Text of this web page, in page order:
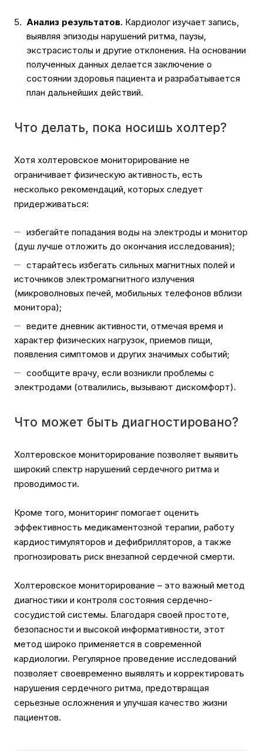
Анализ результатов. Кардиолог изучает запись,
выявляя эпизоды нарушений ритма, паузы,
экстрасистолы и другие отклонения. На основании
полученных данных делается заключение о
состоянии здоровья пациента и разрабатывается
план дальнейших действий.
Что делать, пока носишь холтер?
Хотя холтеровское мониторирование не
ограничивает физическую активность, есть
несколько рекомендаций, которых следует
придерживаться:
избегайте попадания воды на электроды и монитор
(душ лучше отложить до окончания исследования);
старайтесь избегать сильных магнитных полей и
источников электромагнитного излучения
(микроволновых печей, мобильных телефонов вблизи
монитора);
ведите дневник активности, отмечая время и
характер физических нагрузок, приемов пищи,
появления симптомов и других значимых событий;
сообщите врачу, если возникли проблемы с
электродами (отвалились, вызывают дискомфорт).
Что может быть диагностировано?
Холтеровское мониторирование позволяет выявить
широкий спектр нарушений сердечного ритма и
проводимости.
Кроме того, мониторинг помогает оценить
эффективность медикаментозной терапии, работу
кардиостимуляторов и дефибрилляторов, а также
прогнозировать риск внезапной сердечной смерти.
Холтеровское мониторирование – это важный метод
диагностики и контроля состояния сердечно-
сосудистой системы. Благодаря своей простоте,
безопасности и высокой информативности, этот
метод широко применяется в современной
кардиологии. Регулярное проведение исследований
позволяет своевременно выявлять и корректировать
нарушения сердечного ритма, предотвращая
серьезные осложнения и улучшая качество жизни
пациентов.